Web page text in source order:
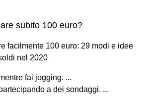
subito 100 euro?
facilmente 100 euro: 29 modi e idee
nel 2020
fai jogging. ...
a dei sondaggi. ...